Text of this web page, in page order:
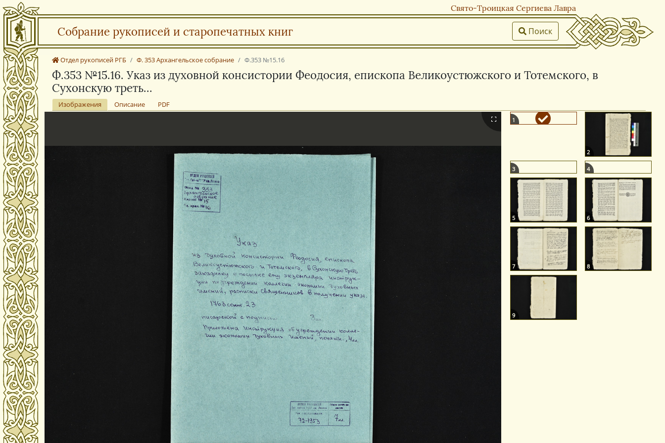
Свято-Троицкая Сергиева Лавра
Собрание рукописей и старопечатных книг Поиск
Отдел рукописей РГБ Ф. 353 Архангельское собрание Ф.353 №15.16
Ф.353 №15.16. Указ из духовной консистории Феодосия, епископа Великоустюжского и Тотемского, в
Сухонскую треть…
Изображения Описание PDF
1
2
3 4
5 6
7 8
9